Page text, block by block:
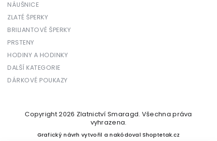
NÁUŠNICE
ZLATÉ ŠPERKY
BRILIANTOVÉ ŠPERKY
PRSTENY
HODINY A HODINKY
DALŠÍ KATEGORIE
DÁRKOVÉ POUKAZY
Copyright 2026 Zlatnictví Smaragd. Všechna práva
vyhrazena.
Grafický návrh vytvořil a nakódovalShoptetak.cz